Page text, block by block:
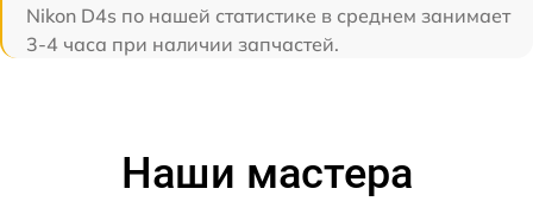
Nikon D4s по нашей статистике в среднем занимает
3-4 часа при наличии запчастей.
Наши мастера